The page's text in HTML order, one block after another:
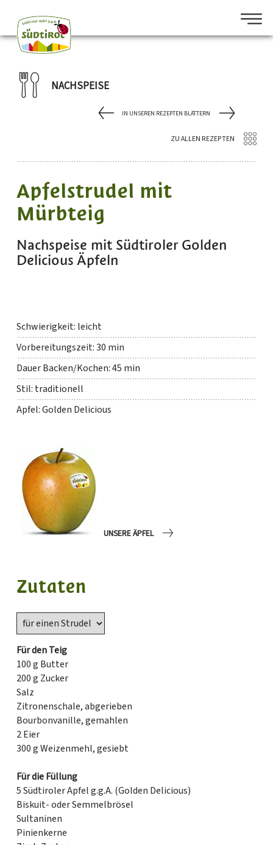
NACHSPEISE
IN UNSEREN REZEPTEN BLÄTTERN
ZU ALLEN REZEPTEN
Apfelstrudel mit
Mürbteig
Nachspeise mit Südtiroler Golden
Delicious Äpfeln
Schwierigkeit: leicht
Vorbereitungszeit: 30 min
Dauer Backen/Kochen: 45 min
Stil: traditionell
Apfel: Golden Delicious
UNSERE ÄPFEL
Zutaten
Für den Teig
100 g Butter
200 g Zucker
Salz
Zitronenschale, abgerieben
Bourbonvanille, gemahlen
2 Eier
300 g Weizenmehl, gesiebt
Für die Füllung
5 Südtiroler Apfel g.g.A. (Golden Delicious)
Biskuit- oder Semmelbrösel
Sultaninen
Pinienkerne